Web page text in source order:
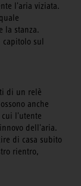
l'aria viziata.
la stanza.
sul
di un relè
anche
cui l'utente
dell'aria.
di casa subito
rientro,